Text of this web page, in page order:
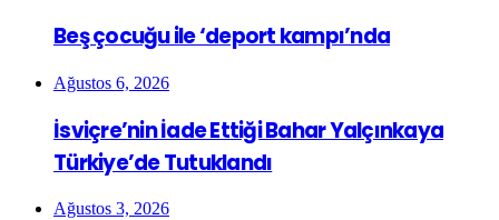
Beş çocuğu ile ‘deport kampı’nda
Ağustos 6, 2026
İsviçre’nin İade Ettiği Bahar Yalçınkaya
Türkiye’de Tutuklandı
Ağustos 3, 2026